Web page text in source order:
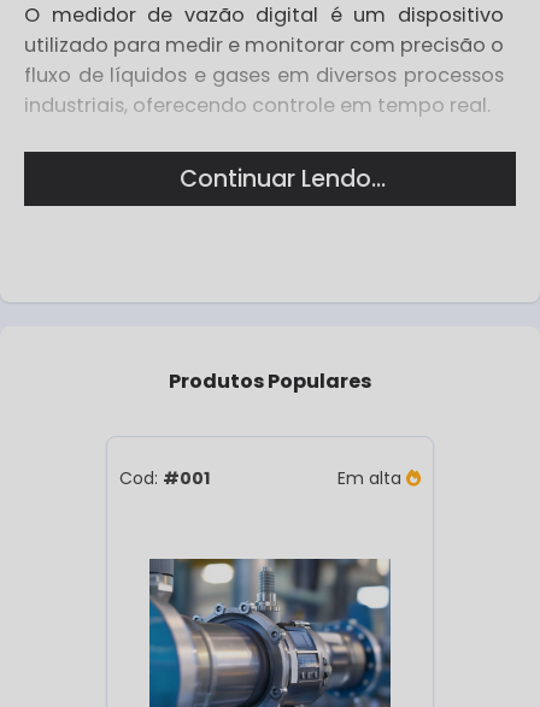
O medidor de vazão digital é um dispositivo
utilizado para medir e monitorar com precisão o
fluxo de líquidos e gases em diversos processos
industriais, oferecendo controle em tempo real.
O QUE É MEDIDOR DE VAZÃO DIGITAL?
podem ser exibidas em uma tela digital ou
tipo de medidor é amplamente utilizado em
indústrias que necessitam de monitoramento
contínuo e controle preciso do fluxo, como nas
e alimentícia.
O funcionamento do medidor de vazão digital é
baseado na captação da quantidade de fluido
que passa por um sensor durante um
Continuar Lendo...
ProdutosPopulares
Cod: #001 Em alta